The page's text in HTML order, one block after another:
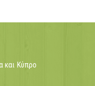
και Κύπρο